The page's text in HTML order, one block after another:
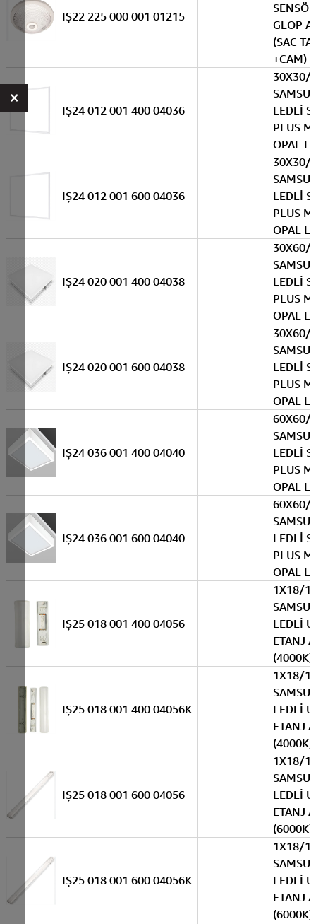
IŞ22 225 000 001 01215
GLOP
(SAC
+CAM)
IŞ24 012 001 400 04036
30X30/
LEDLİ
PLUS
OPAL
IŞ24 012 001 600 04036
30X30/
LEDLİ
PLUS
OPAL
IŞ24 020 001 400 04038
30X60/
LEDLİ
PLUS
OPAL
IŞ24 020 001 600 04038
30X60/
LEDLİ
PLUS
OPAL
IŞ24 036 001 400 04040
60X60/
LEDLİ
PLUS
OPAL
IŞ24 036 001 600 04040
60X60/
LEDLİ
PLUS
OPAL
IŞ25 018 001 400 04056
1X18/
LEDLİ
ETANJ
(4000K)
IŞ25 018 001 400 04056K
1X18/
LEDLİ
ETANJ
(4000K)
IŞ25 018 001 600 04056
1X18/
LEDLİ
ETANJ
(6000K)
IŞ25 018 001 600 04056K
1X18/
LEDLİ
ETANJ
(6000K)
×